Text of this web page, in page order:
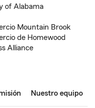
of Alabama
Mountain Brook
de Homewood
Alliance
Nuestro equipo